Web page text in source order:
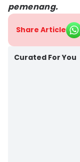
pemenang.
Share Article
Curated For You